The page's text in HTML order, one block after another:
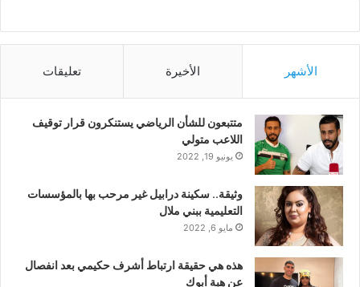
الأشهر الأخيرة تعليقات
متتبعون للشأن الرياضي يستنكرون قرار توقيف
اللاعب متولي
يونيو 19, 2022
وثيقة.. سكينة درابيل غير مرحب بها بالمؤسسات
التعليمية ببني ملال
مايو 6, 2022
هذه هي حقيقة ارتباط أشرف حكيمي بعد انفصال
عن هبة أبوك